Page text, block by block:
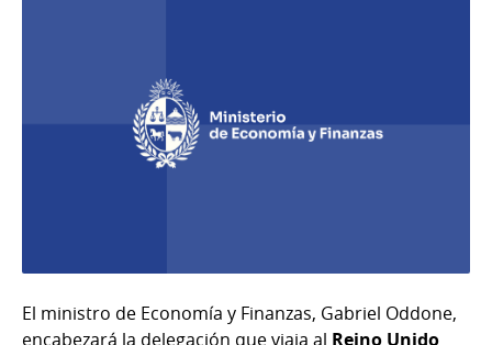
El ministro de Economía y Finanzas, Gabriel Oddone,
encabezará la delegación que viaja al Reino Unido